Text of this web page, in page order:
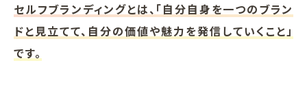
セルフブランディングとは、「自分自身を一つのブラン
ドと見立てて、自分の価値や魅力を発信していくこと」
です。